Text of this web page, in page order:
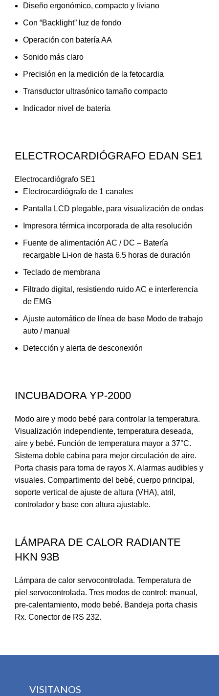
Diseño ergonómico, compacto y liviano
Con “Backlight” luz de fondo
Operación con batería AA
Sonido más claro
Precisión en la medición de la fetocardia
Transductor ultrasónico tamaño compacto
Indicador nivel de batería
ELECTROCARDIÓGRAFO EDAN SE1
Electrocardiógrafo SE1
Electrocardiógrafo de 1 canales
Pantalla LCD plegable, para visualización de ondas
Impresora térmica incorporada de alta resolución
Fuente de alimentación AC / DC – Batería
recargable Li-ion de hasta 6.5 horas de duración
Teclado de membrana
Filtrado digital, resistiendo ruido AC e interferencia
de EMG
Ajuste automático de línea de base Modo de trabajo
auto / manual
Detección y alerta de desconexión
INCUBADORA YP-2000
Modo aire y modo bebé para controlar la temperatura.
Visualización independiente, temperatura deseada,
aire y bebé. Función de temperatura mayor a 37°C.
Sistema doble cabina para mejor circulación de aire.
Porta chasis para toma de rayos X. Alarmas audibles y
visuales. Compartimento del bebé, cuerpo principal,
soporte vertical de ajuste de altura (VHA), atril,
controlador y base con altura ajustable.
LÁMPARA DE CALOR RADIANTE
HKN 93B
Lámpara de calor servocontrolada. Temperatura de
piel servocontrolada. Tres modos de control: manual,
pre-calentamiento, modo bebé. Bandeja porta chasis
Rx. Conector de RS 232.
VISITANOS